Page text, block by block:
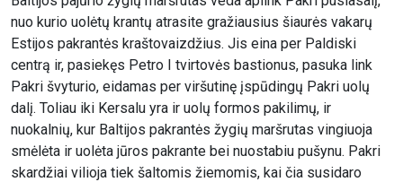
nuo kurio uolėtų krantų atrasite gražiausius šiaurės vakarų
Estijos pakrantės kraštovaizdžius. Jis eina per Paldiski
centrą ir, pasiekęs Petro I tvirtovės bastionus, pasuka link
Pakri švyturio, eidamas per viršutinę įspūdingų Pakri uolų
dalį. Toliau iki Kersalu yra ir uolų formos pakilimų, ir
nuokalnių, kur Baltijos pakrantės žygių maršrutas vingiuoja
smėlėta ir uolėta jūros pakrante bei nuostabiu pušynu. Pakri
skardžiai vilioja tiek šaltomis žiemomis, kai čia susidaro